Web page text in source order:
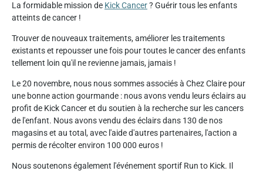
La formidable mission de Kick Cancer? Guérir tous les enfants
atteints de cancer !
Trouver de nouveaux traitements, améliorer les traitements
existants et repousser une fois pour toutes le cancer des enfants
tellement loin qu'il ne revienne jamais, jamais !
Le 20 novembre, nous nous sommes associés à Chez Claire pour
une bonne action gourmande : nous avons vendu leurs éclairs au
profit de Kick Cancer et du soutien à la recherche sur les cancers
de l'enfant. Nous avons vendu des éclairs dans 130 de nos
magasins et au total, avec l'aide d'autres partenaires, l'action a
permis de récolter environ 100 000 euros !
Nous soutenons également l'événement sportif Run to Kick. Il